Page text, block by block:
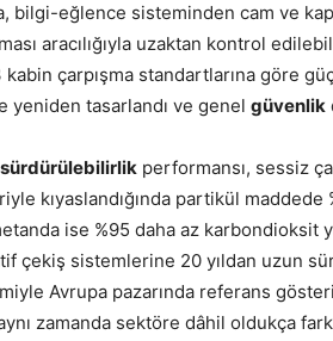
bilgi-eğlence sisteminden cam ve
aracılığıyla uzaktan kontrol
kabin çarpışma standartlarına göre
yeniden tasarlandı ve genel güvenlik
sürdürülebilirlik performansı, sessiz
kıyaslandığında partikül
ise %95 daha az karbondioksit
çekiş sistemlerine 20 yıldan uzun
Avrupa pazarında referans
zamanda sektöre dâhil oldukça